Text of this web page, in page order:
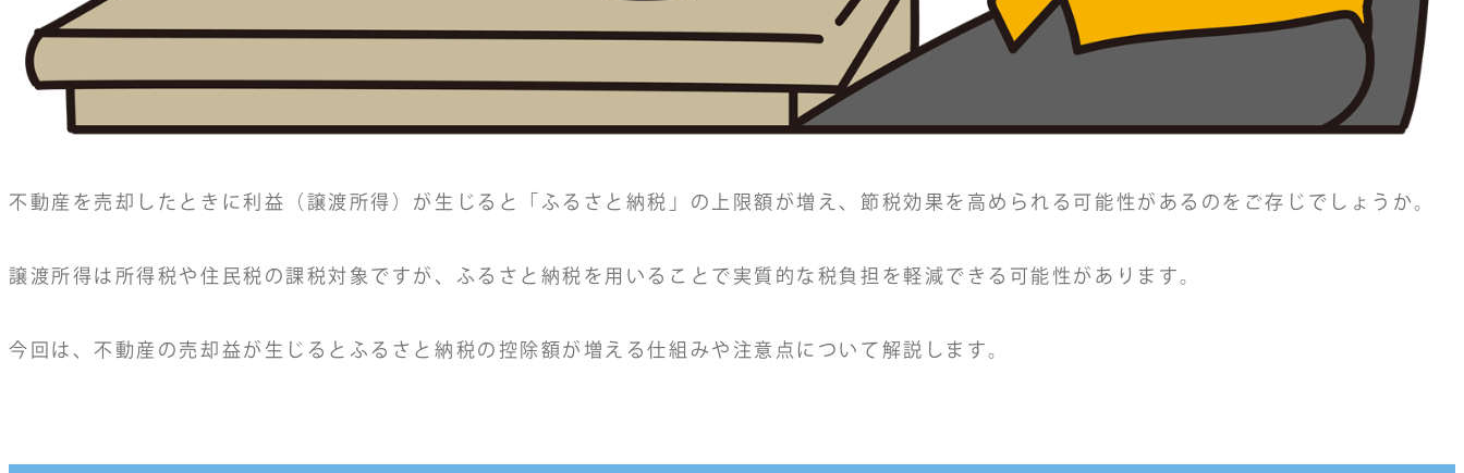
不動産を売却したときに利益（譲渡所得）が生じると「ふるさと納税」の上限額が増え、節税効果を高められる可能性があるのをご存じでしょうか。
譲渡所得は所得税や住民税の課税対象ですが、ふるさと納税を用いることで実質的な税負担を軽減できる可能性があります。
今回は、不動産の売却益が生じるとふるさと納税の控除額が増える仕組みや注意点について解説します。